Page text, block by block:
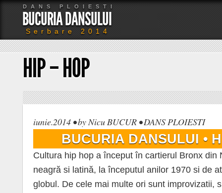
DANS PLOIESTI
BUCURIA DANSULUI
Serbare 2014
HIP – HOP
iunie.2014 • by Nicu BUCUR • DANS PLOIESTI
BUCURIA DANSULUI •
Cultura hip hop a început în cartierul Bronx din
neagră si latină, la începutul anilor 1970 si de
globul. De cele mai multe ori sunt improvizatii,